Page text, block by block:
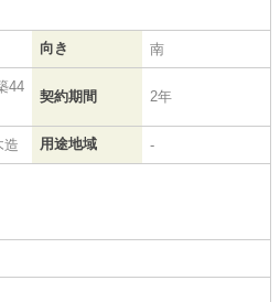
向き 南
44
契約期間 2年
造 用途地域 -